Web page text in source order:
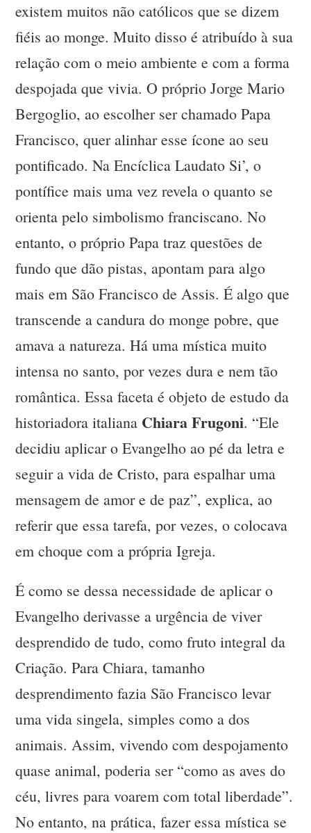
existem muitos não católicos que se dizem
fiéis ao monge. Muito disso é atribuído à sua
relação com o meio ambiente e com a forma
despojada que vivia. O próprio Jorge Mario
Bergoglio, ao escolher ser chamado Papa
Francisco, quer alinhar esse ícone ao seu
pontificado. Na Encíclica Laudato Si’, o
pontífice mais uma vez revela o quanto se
orienta pelo simbolismo franciscano. No
entanto, o próprio Papa traz questões de
fundo que dão pistas, apontam para algo
mais em São Francisco de Assis. É algo que
transcende a candura do monge pobre, que
amava a natureza. Há uma mística muito
intensa no santo, por vezes dura e nem tão
romântica. Essa faceta é objeto de estudo da
historiadora italiana Chiara Frugoni. “Ele
decidiu aplicar o Evangelho ao pé da letra e
seguir a vida de Cristo, para espalhar uma
mensagem de amor e de paz”, explica, ao
referir que essa tarefa, por vezes, o colocava
em choque com a própria Igreja.
É como se dessa necessidade de aplicar o
Evangelho derivasse a urgência de viver
desprendido de tudo, como fruto integral da
Criação. Para Chiara, tamanho
desprendimento fazia São Francisco levar
uma vida singela, simples como a dos
animais. Assim, vivendo com despojamento
quase animal, poderia ser “como as aves do
céu, livres para voarem com total liberdade”.
No entanto, na prática, fazer essa mística se